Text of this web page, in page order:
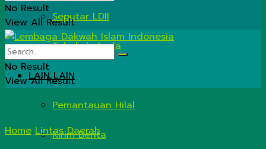
Seputar LDII
Tahukah Anda
LAIN LAIN
Pemantauan Hilal
Kirim Berita
No Result
View All Result
No Result
View All Result
Home Lintas Daerah